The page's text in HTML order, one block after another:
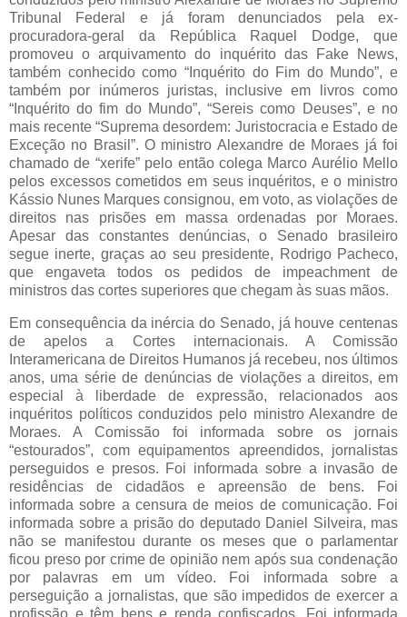
Tribunal Federal e já foram denunciados pela ex-
procuradora-geral da República Raquel Dodge, que
promoveu o arquivamento do inquérito das Fake News,
também conhecido como “Inquérito do Fim do Mundo”, e
também por inúmeros juristas, inclusive em livros como
“Inquérito do fim do Mundo”, “Sereis como Deuses”, e no
mais recente “Suprema desordem: Juristocracia e Estado de
Exceção no Brasil”. O ministro Alexandre de Moraes já foi
chamado de “xerife” pelo então colega Marco Aurélio Mello
pelos excessos cometidos em seus inquéritos, e o ministro
Kássio Nunes Marques consignou, em voto, as violações de
direitos nas prisões em massa ordenadas por Moraes.
Apesar das constantes denúncias, o Senado brasileiro
segue inerte, graças ao seu presidente, Rodrigo Pacheco,
que engaveta todos os pedidos de impeachment de
ministros das cortes superiores que chegam às suas mãos.
Em consequência da inércia do Senado, já houve centenas
de apelos a Cortes internacionais. A Comissão
Interamericana de Direitos Humanos já recebeu, nos últimos
anos, uma série de denúncias de violações a direitos, em
especial à liberdade de expressão, relacionados aos
inquéritos políticos conduzidos pelo ministro Alexandre de
Moraes. A Comissão foi informada sobre os jornais
“estourados”, com equipamentos apreendidos, jornalistas
perseguidos e presos. Foi informada sobre a invasão de
residências de cidadãos e apreensão de bens. Foi
informada sobre a censura de meios de comunicação. Foi
informada sobre a prisão do deputado Daniel Silveira, mas
não se manifestou durante os meses que o parlamentar
ficou preso por crime de opinião nem após sua condenação
por palavras em um vídeo. Foi informada sobre a
perseguição a jornalistas, que são impedidos de exercer a